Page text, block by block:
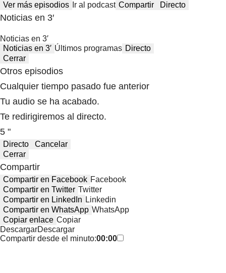
Ver más episodios Ir al podcast Compartir Directo
Noticias en 3′
Noticias en 3′
Noticias en 3′ Últimos programas Directo
Cerrar
Otros episodios
Cualquier tiempo pasado fue anterior
Tu audio se ha acabado.
Te redirigiremos al directo.
5 "
Directo
Cancelar
Cerrar
Compartir
Compartir en Facebook Facebook
Compartir en Twitter Twitter
Compartir en LinkedIn Linkedin
Compartir en WhatsApp WhatsApp
Copiar enlace Copiar
DescargarDescargar
Compartir desde el minuto:00:00